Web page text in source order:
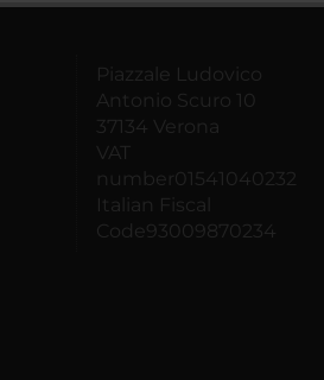
Piazzale Ludovico
Antonio Scuro 10
37134 Verona
VAT
number01541040232
Italian Fiscal
Code93009870234